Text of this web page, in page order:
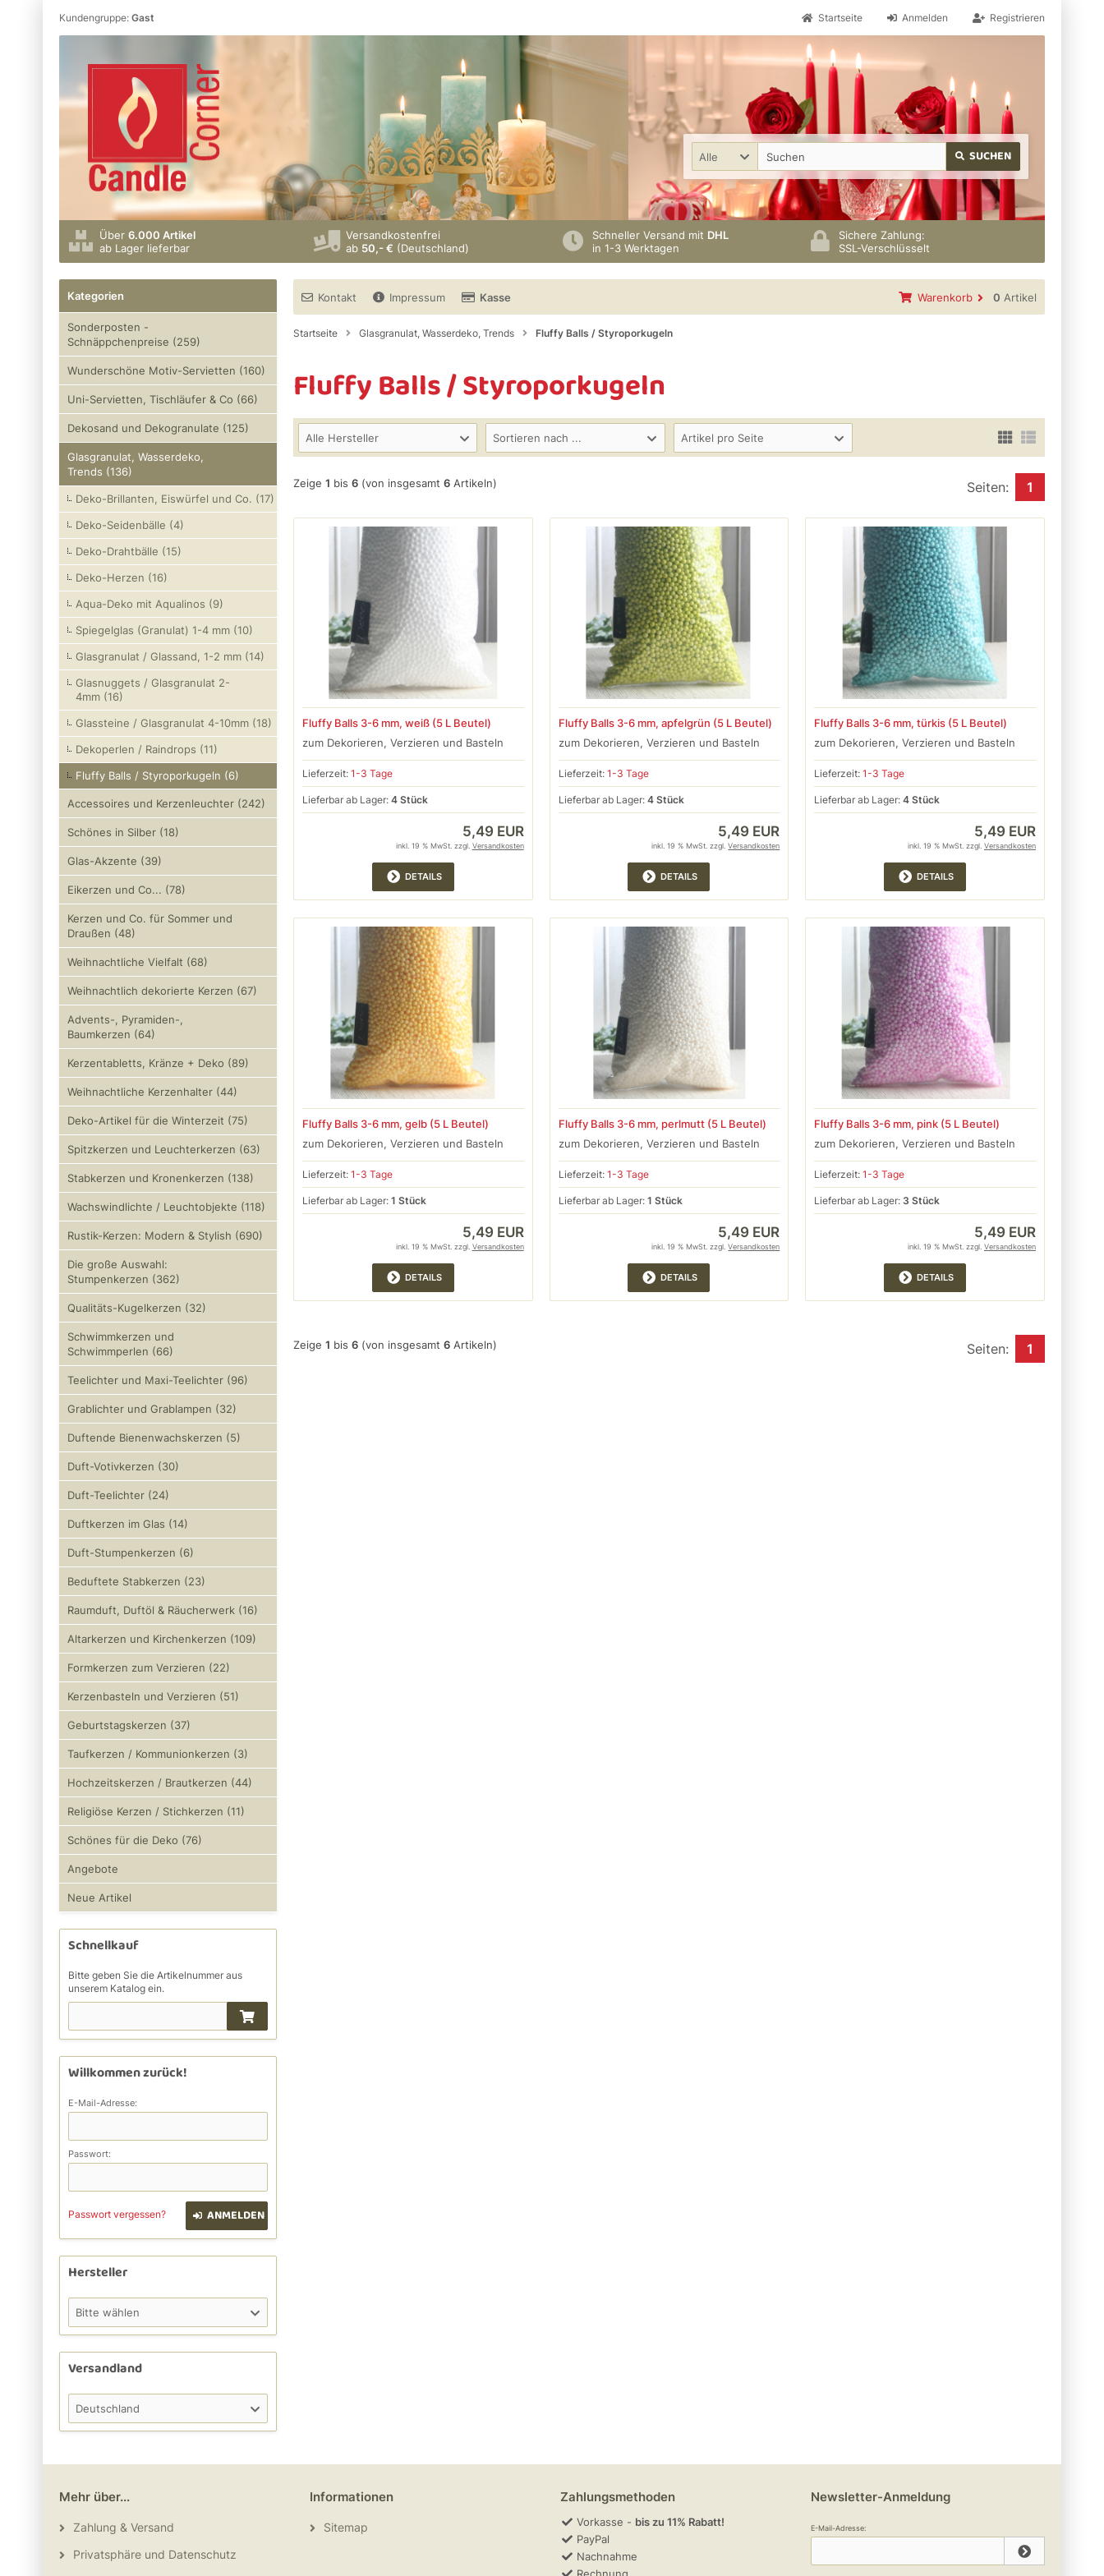
Kundengruppe: Gast Registrieren
Anmelden
Startseite
Alle SUCHEN
Über 6.000 Artikel
ab Lager lieferbar
Versandkostenfrei
ab 50,- € (Deutschland)
Schneller Versand mit DHL
in 1-3 Werktagen
Sichere Zahlung:
SSL-Verschlüsselt
Kontakt Impressum Kasse Warenkorb 0 Artikel
Startseite Glasgranulat, Wasserdeko, Trends Fluffy Balls / Styroporkugeln
Fluffy Balls / Styroporkugeln
Alle Hersteller Sortieren nach ... Artikel pro Seite
Zeige 1 bis 6 (von insgesamt 6 Artikeln) Seiten: 1
Fluffy Balls 3-6 mm, weiß (5 L Beutel)
zum Dekorieren, Verzieren und Basteln
Lieferzeit: 1-3 Tage
Lieferbar ab Lager: 4 Stück
5,49 EUR
inkl. 19 % MwSt. zzgl. Versandkosten
DETAILS
Fluffy Balls 3-6 mm, apfelgrün (5 L Beutel)
zum Dekorieren, Verzieren und Basteln
Lieferzeit: 1-3 Tage
Lieferbar ab Lager: 4 Stück
5,49 EUR
inkl. 19 % MwSt. zzgl.Versandkosten
DETAILS
Fluffy Balls 3-6 mm, türkis (5 L Beutel)
zum Dekorieren, Verzieren und Basteln
Lieferzeit:1-3 Tage
Lieferbar ab Lager:4 Stück
5,49 EUR
inkl. 19 % MwSt. zzgl. Versandkosten
DETAILS
Fluffy Balls 3-6 mm, gelb (5 L Beutel)
zum Dekorieren, Verzieren und Basteln
Lieferzeit: 1-3 Tage
Lieferbar ab Lager: 1 Stück
5,49 EUR
inkl. 19 % MwSt. zzgl. Versandkosten
DETAILS
Fluffy Balls 3-6 mm, perlmutt (5 L Beutel)
zum Dekorieren, Verzieren und Basteln
Lieferzeit: 1-3 Tage
Lieferbar ab Lager: 1 Stück
5,49 EUR
inkl. 19 % MwSt. zzgl.Versandkosten
DETAILS
Fluffy Balls 3-6 mm, pink (5 L Beutel)
zum Dekorieren, Verzieren und Basteln
Lieferzeit:1-3 Tage
Lieferbar ab Lager: 3 Stück
5,49 EUR
inkl. 19 % MwSt. zzgl. Versandkosten
DETAILS
Zeige 1 bis 6 (von insgesamt 6 Artikeln) Seiten: 1
Kategorien
Sonderposten -
Schnäppchenpreise (259)
Wunderschöne Motiv-Servietten (160)
Uni-Servietten, Tischläufer & Co (66)
Dekosand und Dekogranulate (125)
Glasgranulat, Wasserdeko,
Trends (136)
Deko-Brillanten, Eiswürfel und Co. (17)
Deko-Seidenbälle (4)
Deko-Drahtbälle (15)
Deko-Herzen (16)
Aqua-Deko mit Aqualinos (9)
Spiegelglas (Granulat) 1-4 mm (10)
Glasgranulat / Glassand, 1-2 mm (14)
Glasnuggets / Glasgranulat 2-
4mm (16)
Glassteine / Glasgranulat 4-10mm (18)
Dekoperlen / Raindrops (11)
Fluffy Balls / Styroporkugeln (6)
Accessoires und Kerzenleuchter (242)
Schönes in Silber (18)
Glas-Akzente (39)
Eikerzen und Co... (78)
Kerzen und Co. für Sommer und
Draußen (48)
Weihnachtliche Vielfalt (68)
Weihnachtlich dekorierte Kerzen (67)
Advents-, Pyramiden-,
Baumkerzen (64)
Kerzentabletts, Kränze + Deko (89)
Weihnachtliche Kerzenhalter (44)
Deko-Artikel für die Winterzeit (75)
Spitzkerzen und Leuchterkerzen (63)
Stabkerzen und Kronenkerzen (138)
Wachswindlichte / Leuchtobjekte (118)
Rustik-Kerzen: Modern & Stylish (690)
Die große Auswahl:
Stumpenkerzen (362)
Qualitäts-Kugelkerzen (32)
Schwimmkerzen und
Schwimmperlen (66)
Teelichter und Maxi-Teelichter (96)
Grablichter und Grablampen (32)
Duftende Bienenwachskerzen (5)
Duft-Votivkerzen (30)
Duft-Teelichter (24)
Duftkerzen im Glas (14)
Duft-Stumpenkerzen (6)
Beduftete Stabkerzen (23)
Raumduft, Duftöl & Räucherwerk (16)
Altarkerzen und Kirchenkerzen (109)
Formkerzen zum Verzieren (22)
Kerzenbasteln und Verzieren (51)
Geburtstagskerzen (37)
Taufkerzen / Kommunionkerzen (3)
Hochzeitskerzen / Brautkerzen (44)
Religiöse Kerzen / Stichkerzen (11)
Schönes für die Deko (76)
Angebote
Neue Artikel
Schnellkauf
Bitte geben Sie die Artikelnummer aus
unserem Katalog ein.
Willkommen zurück!
E-Mail-Adresse:
Passwort:
Passwort vergessen? ANMELDEN
Hersteller
Bitte wählen
Versandland
Deutschland
Mehr über...
Zahlung & Versand
Privatsphäre und Datenschutz
Informationen
Sitemap
Zahlungsmethoden
Vorkasse - bis zu 11% Rabatt!
PayPal
Nachnahme
Newsletter-Anmeldung
E-Mail-Adresse: